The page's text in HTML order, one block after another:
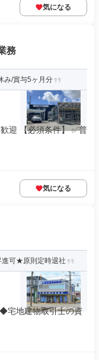
気になる
務
み/賞与5ヶ月分
迎 【必須条件】 ✅普
気になる
可★原則定時退社
宅地建物取引士の資